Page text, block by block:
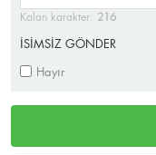
Kalan karakter: 216
İSİMSİZ GÖNDER
Hayır